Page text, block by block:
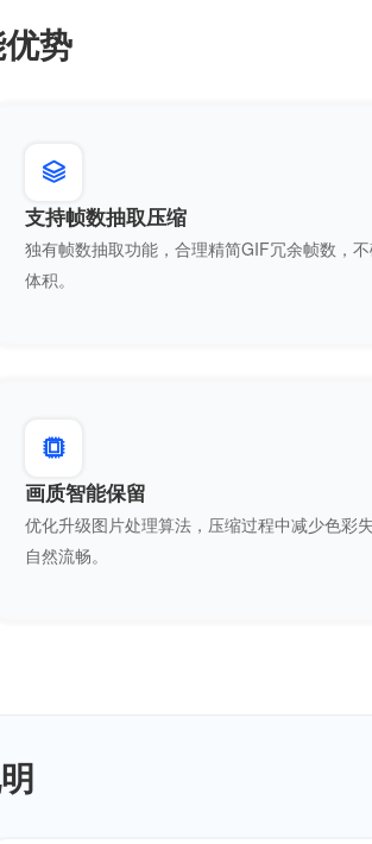
势
支持帧数抽取压缩
独有帧数抽取功能，合理精简GIF冗余帧数，
体积。
画质智能保留
优化升级图片处理算法，压缩过程中减少色彩
自然流畅。